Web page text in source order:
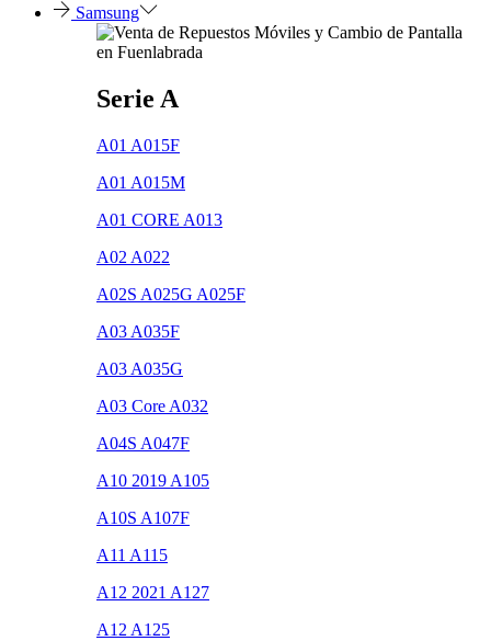
Samsung
Serie A
A01 A015F
A01 A015M
A01 CORE A013
A02 A022
A02S A025G A025F
A03 A035F
A03 A035G
A03 Core A032
A04S A047F
A10 2019 A105
A10S A107F
A11 A115
A12 2021 A127
A12 A125